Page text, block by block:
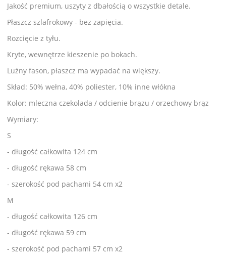
Jakość premium, uszyty z dbałością o wszystkie detale.
Płaszcz szlafrokowy - bez zapięcia.
Rozcięcie z tyłu.
Kryte, wewnętrze kieszenie po bokach.
Luźny fason, płaszcz ma wypadać na większy.
Skład: 50% wełna, 40% poliester, 10% inne włókna
Kolor: mleczna czekolada / odcienie brązu / orzechowy brąz
Wymiary:
S
- długość całkowita 124 cm
- długość rękawa 58 cm
- szerokość pod pachami 54 cm x2
M
- długość całkowita 126 cm
- długość rękawa 59 cm
- szerokość pod pachami 57 cm x2